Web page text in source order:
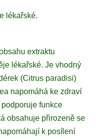
lékařské.
extraktu
lékařské. Je vhodný
(Citrus paradisi)
napomáhá ke zdraví
funkce
obsahuje přirozeně se
k posílení